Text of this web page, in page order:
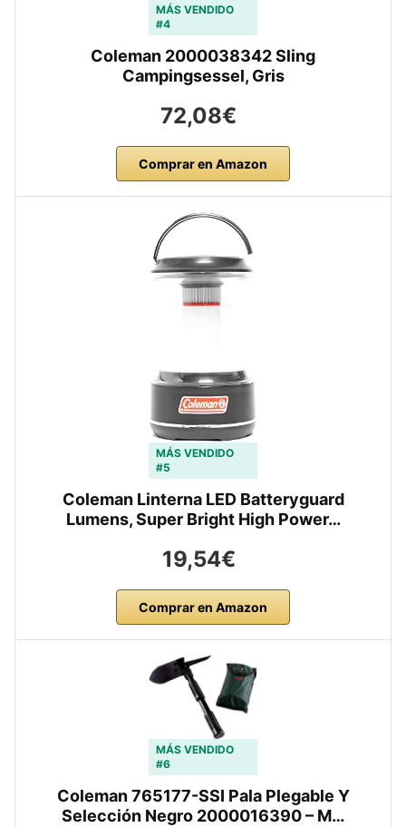
MÁS VENDIDO
#4
Coleman 2000038342 Sling
Campingsessel, Gris
72,08€
Comprar en Amazon
MÁS VENDIDO
#5
Coleman Linterna LED Batteryguard
Lumens, Super Bright High Power…
19,54€
Comprar en Amazon
MÁS VENDIDO
#6
Coleman 765177-SSI Pala Plegable Y
Selección Negro 2000016390 – M…